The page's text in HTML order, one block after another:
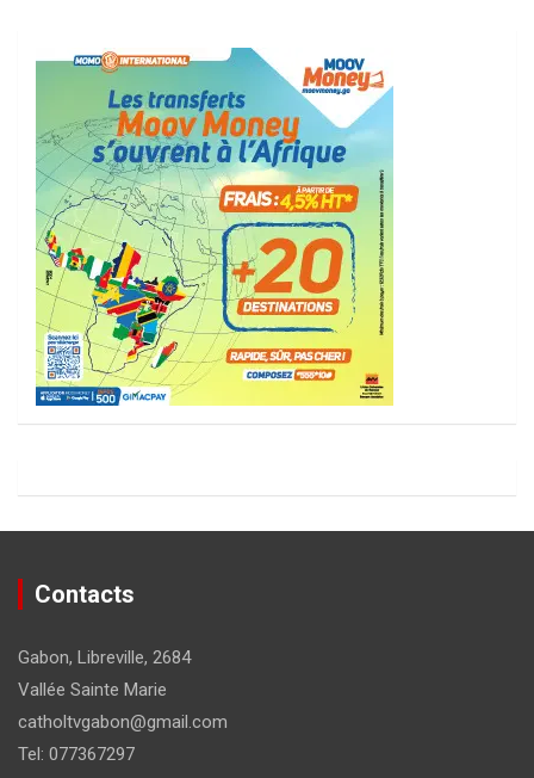
Contacts
Gabon, Libreville, 2684
Vallée Sainte Marie
catholtvgabon@gmail.com
Tel: 077367297